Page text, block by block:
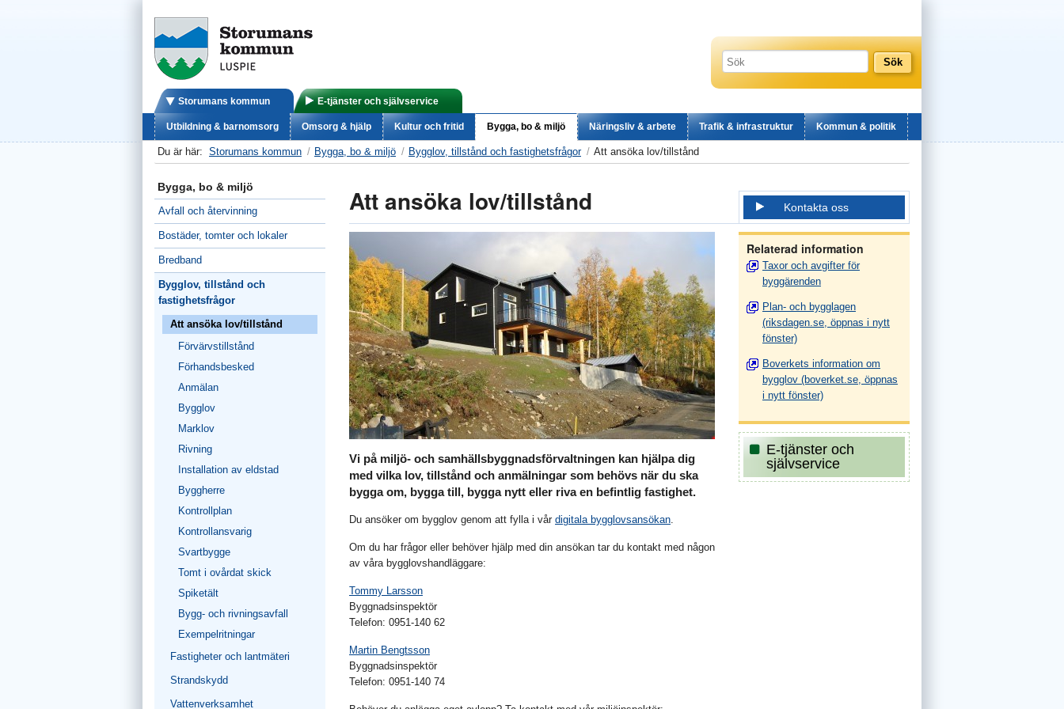
Storumans kommun E-tjänster och självservice
Utbildning & barnomsorg Omsorg & hjälp Kultur och fritid Bygga, bo & miljö Näringsliv & arbete Trafik & infrastruktur Kommun & politik
Du är här: Storumans kommun Bygga, bo & miljö Bygglov, tillstånd och fastighetsfrågor Att ansöka lov/tillstånd
Bygga, bo & miljö
Avfall och återvinning
Bostäder, tomter och lokaler
Bredband
Bygglov, tillstånd och
fastighetsfrågor
Att ansöka lov/tillstånd
Förvärvstillstånd
Förhandsbesked
Anmälan
Bygglov
Marklov
Rivning
Installation av eldstad
Byggherre
Kontrollplan
Kontrollansvarig
Svartbygge
Tomt i ovårdat skick
Spiketält
Bygg- och rivningsavfall
Exempelritningar
Fastigheter och lantmäteri
Strandskydd
Vattenverksamhet
Att ansöka lov/tillstånd Kontakta oss
Vi på miljö- och samhällsbyggnadsförvaltningen kan hjälpa dig
med vilka lov, tillstånd och anmälningar som behövs när du ska
bygga om, bygga till, bygga nytt eller riva en befintlig fastighet.
Du ansöker om bygglov genom att fylla i vår digitala bygglovsansökan
Om du har frågor eller behöver hjälp med din ansökan tar du kontakt med någon
av våra bygglovshandläggare:
Tommy Larsson
Byggnadsinspektör
Telefon: 0951-140 62
Martin Bengtsson
Byggnadsinspektör
Telefon: 0951-140 74
Relaterad information
Taxor och avgifter för
byggärenden
Plan- och bygglagen
(riksdagen.se, öppnas i nytt
fönster)
Boverkets information om
bygglov (boverket.se, öppnas
i nytt fönster)
E-tjänster och
självservice